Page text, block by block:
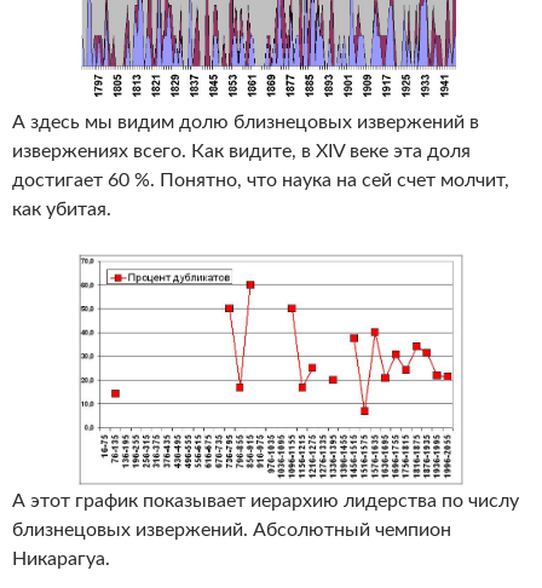
А здесь мы видим долю близнецовых извержений в
извержениях всего. Как видите, в XIV веке эта доля
достигает 60 %. Понятно, что наука на сей счет молчит,
как убитая.
А этот график показывает иерархию лидерства по числу
близнецовых извержений. Абсолютный чемпион
Никарагуа.